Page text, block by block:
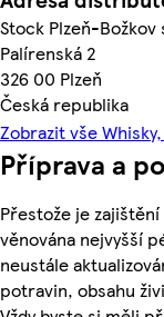
Stock Plzeň-Božkov
Palírenská 2
326 00 Plzeň
Česká republika
Zobrazit vše
Příprava a
Přestože je
věnována nejvyšší
neustále
potravin, obsahu